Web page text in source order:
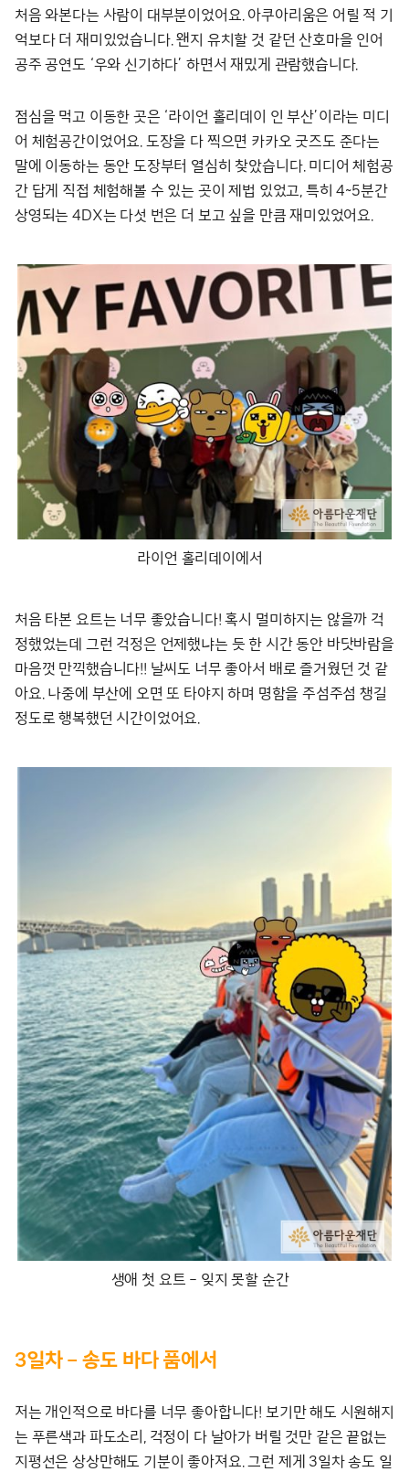
처음 와본다는 사람이 대부분이었어요. 아쿠아리움은 어릴 적 기
억보다 더 재미있었습니다. 왠지 유치할 것 같던 산호마을 인어
공주 공연도 ‘우와 신기하다’ 하면서 재밌게 관람했습니다.
점심을 먹고 이동한 곳은 ‘라이언 홀리데이 인 부산’이라는 미디
어 체험공간이었어요. 도장을 다 찍으면 카카오 굿즈도 준다는
말에 이동하는 동안 도장부터 열심히 찾았습니다. 미디어 체험공
간 답게 직접 체험해볼 수 있는 곳이 제법 있었고, 특히 4~5분간
상영되는 4DX는 다섯 번은 더 보고 싶을 만큼 재미있었어요.
라이언 홀리데이에서
처음 타본 요트는 너무 좋았습니다! 혹시 멀미하지는 않을까 걱
정했었는데 그런 걱정은 언제했냐는 듯 한 시간 동안 바닷바람을
마음껏 만끽했습니다!! 날씨도 너무 좋아서 배로 즐거웠던 것 같
아요. 나중에 부산에 오면 또 타야지 하며 명함을 주섬주섬 챙길
정도로 행복했던 시간이었어요.
생애 첫 요트 – 잊지 못할 순간
3일차 – 송도 바다 품에서
저는 개인적으로 바다를 너무 좋아합니다! 보기만 해도 시원해지
는 푸른색과 파도소리, 걱정이 다 날아가 버릴 것만 같은 끝없는
지평선은 상상만해도 기분이 좋아져요. 그런 제게 3일차 송도 일